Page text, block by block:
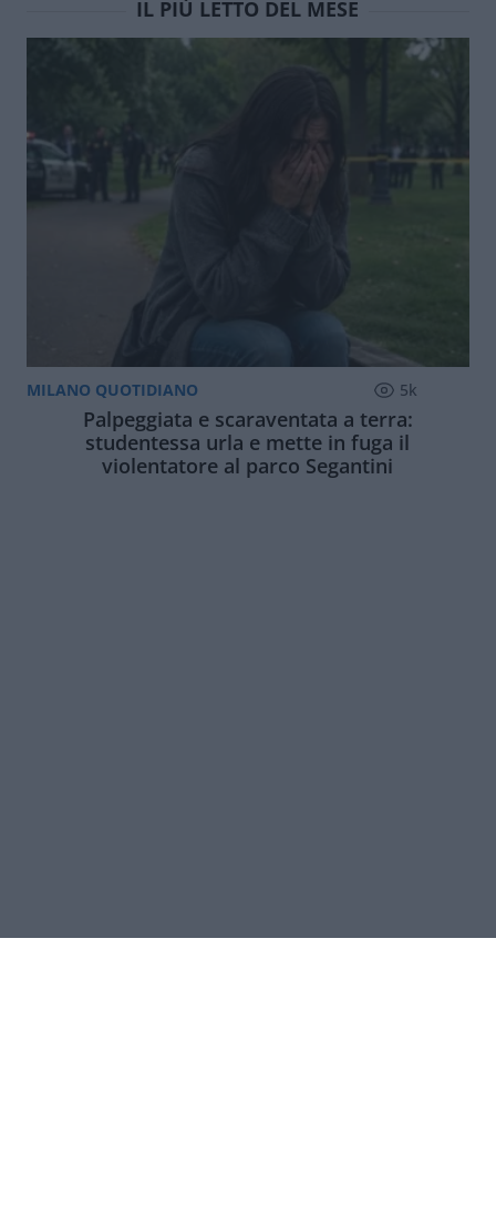
IL PIÙ LETTO DEL MESE
MILANO QUOTIDIANO 5k
Palpeggiata e scaraventata a terra:
studentessa urla e mette in fuga il
violentatore al parco Segantini